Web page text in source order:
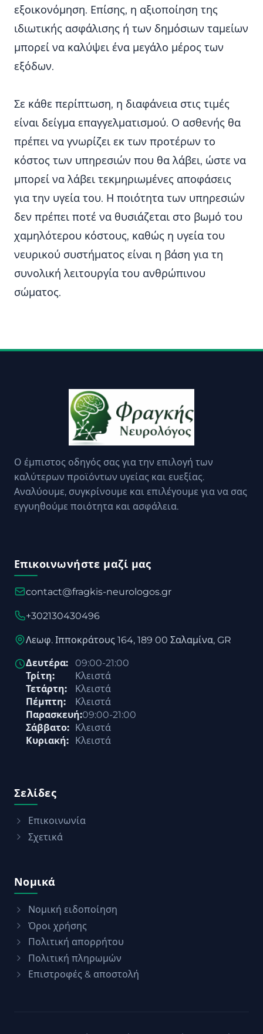
εξοικονόμηση. Επίσης, η αξιοποίηση της
ιδιωτικής ασφάλισης ή των δημόσιων ταμείων
μπορεί να καλύψει ένα μεγάλο μέρος των
εξόδων.
Σε κάθε περίπτωση, η διαφάνεια στις τιμές
είναι δείγμα επαγγελματισμού. Ο ασθενής θα
πρέπει να γνωρίζει εκ των προτέρων το
κόστος των υπηρεσιών που θα λάβει, ώστε να
μπορεί να λάβει τεκμηριωμένες αποφάσεις
για την υγεία του. Η ποιότητα των υπηρεσιών
δεν πρέπει ποτέ να θυσιάζεται στο βωμό του
χαμηλότερου κόστους, καθώς η υγεία του
νευρικού συστήματος είναι η βάση για τη
συνολική λειτουργία του ανθρώπινου
σώματος.
Ο έμπιστος οδηγός σας για την επιλογή των
καλύτερων προϊόντων υγείας και ευεξίας.
Αναλύουμε, συγκρίνουμε και επιλέγουμε για να σας
εγγυηθούμε ποιότητα και ασφάλεια.
Επικοινωνήστε μαζί μας
contact@fragkis-neurologos.gr
+302130430496
Λεωφ. Ιπποκράτους 164, 189 00 Σαλαμίνα, GR
Δευτέρα:
09:00-21:00
Τρίτη:
Κλειστά
Τετάρτη:
Κλειστά
Πέμπτη:
Κλειστά
Παρασκευή:09:00-21:00
Σάββατο: Κλειστά
Κυριακή:
Κλειστά
Σελίδες
Επικοινωνία
Σχετικά
Νομικά
Νομική ειδοποίηση
Όροι χρήσης
Πολιτική απορρήτου
Πολιτική πληρωμών
Επιστροφές & αποστολή